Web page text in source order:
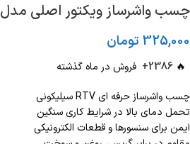
چسب واشرساز ویکتور اصلی مدل 45 میلی
325,000 تومان
🔥
2386+
فروش در ماه گذشته
چسب واشرساز حرفه ای RTV سیلیکونی
تحمل دمای بالا در شرایط کاری سنگین
ایمن برای سنسورها و قطعات الکترونیکی